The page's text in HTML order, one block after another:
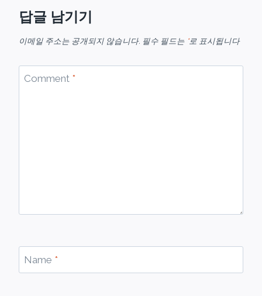
답글 남기기
이메일 주소는 공개되지 않습니다. 필수 필드는 *로 표시됩니다
Comment *
Name *